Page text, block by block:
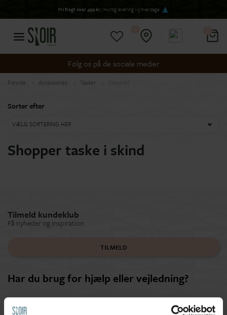
Fri fragt over 499 kr/ Hurtig levering 1-3 hverdage
Følg os på de sociale medier
Forside Accessories Tasker
Sorter efter
VÆLG SORTERING HER
Shopper taske i skind
Tilmeld kundeklub
Få nyheder og inspiration
TILMELD
Har du brug for hjælp eller vejledning?
Ring tlf.